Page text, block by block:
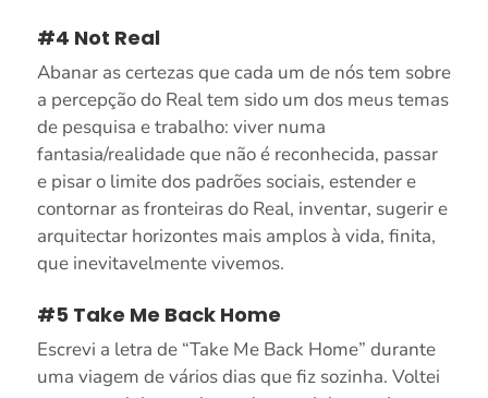
#4 Not Real
Abanar as certezas que cada um de nós tem sobre
a percepção do Real tem sido um dos meus temas
de pesquisa e trabalho: viver numa
fantasia/realidade que não é reconhecida, passar
e pisar o limite dos padrões sociais, estender e
contornar as fronteiras do Real, inventar, sugerir e
arquitectar horizontes mais amplos à vida, finita,
que inevitavelmente vivemos.
#5 Take Me Back Home
Escrevi a letra de “Take Me Back Home” durante
uma viagem de vários dias que fiz sozinha. Voltei